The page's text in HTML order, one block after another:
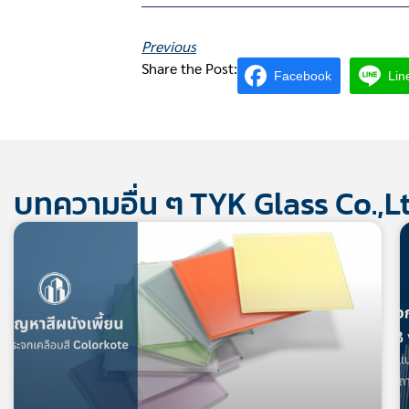
Previous
Share the Post:
Facebook
บทความอื่น ๆ TYK Glass